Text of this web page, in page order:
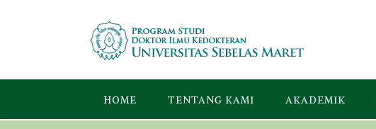
HOME TENTANG KAMI AKADEMIK